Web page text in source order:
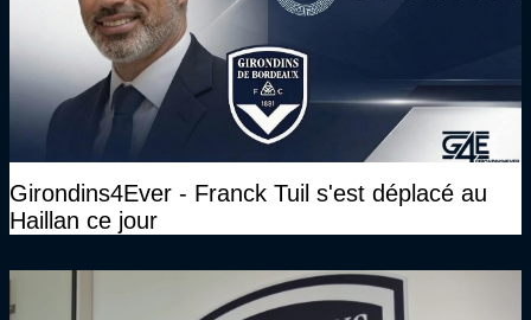
Girondins4Ever - Franck Tuil s'est déplacé au
Haillan ce jour